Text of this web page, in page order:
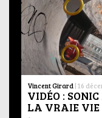
Vincent Girard | 16
VIDÉO :
LA VRAIE VIE